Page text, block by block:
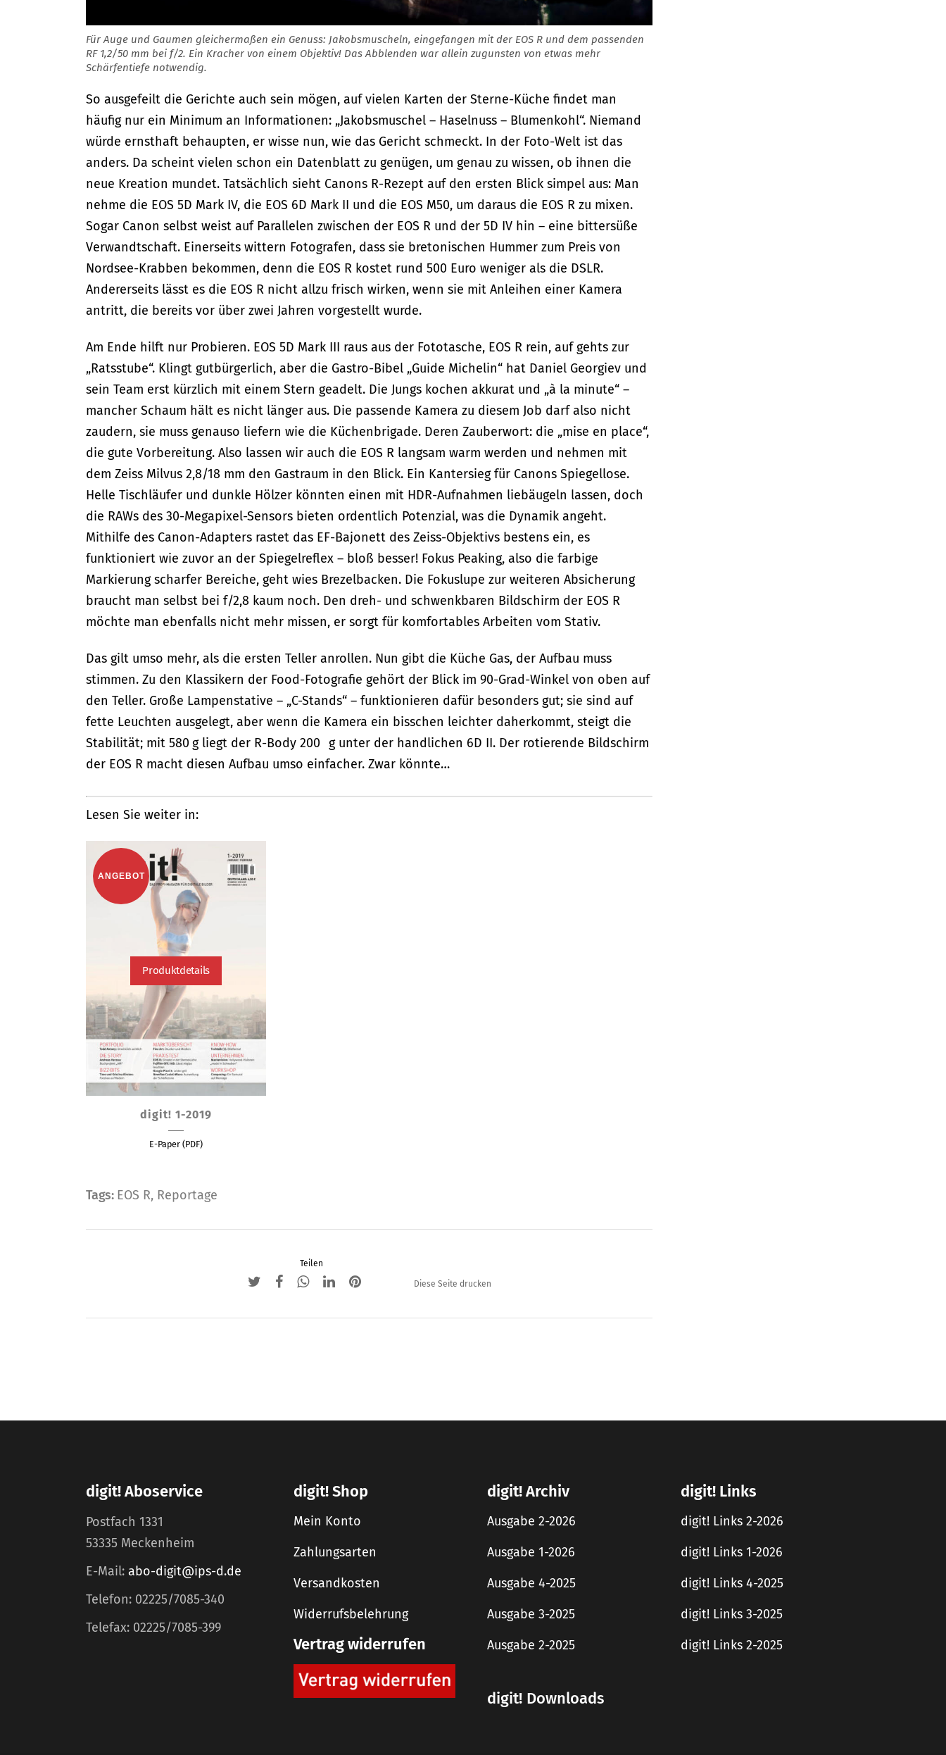
Für Auge und Gaumen gleichermaßen ein Genuss: Jakobsmuscheln, eingefangen mit der EOS R und dem passenden
RF 1,2/50 mm bei f/2. Ein Kracher von einem Objektiv! Das Abblenden war allein zugunsten von etwas mehr
Schärfentiefe notwendig.
So ausgefeilt die Gerichte auch sein mögen, auf vielen Karten der Sterne-Küche findet man
häufig nur ein Minimum an Informationen: „Jakobsmuschel – Haselnuss – Blumenkohl“. Niemand
würde ernsthaft behaupten, er wisse nun, wie das Gericht schmeckt. In der Foto-Welt ist das
anders. Da scheint vielen schon ein Datenblatt zu genügen, um genau zu wissen, ob ihnen die
neue Kreation mundet. Tatsächlich sieht Canons R-Rezept auf den ersten Blick simpel aus: Man
nehme die EOS 5D Mark IV, die EOS 6D Mark II und die EOS M50, um daraus die EOS R zu mixen.
Sogar Canon selbst weist auf Parallelen zwischen der EOS R und der 5D IV hin – eine bittersüße
Verwandtschaft. Einerseits wittern Fotografen, dass sie bretonischen Hummer zum Preis von
Nordsee-Krabben bekommen, denn die EOS R kostet rund 500 Euro weniger als die DSLR.
Andererseits lässt es die EOS R nicht allzu frisch wirken, wenn sie mit Anleihen einer Kamera
antritt, die bereits vor über zwei Jahren vorgestellt wurde.
Am Ende hilft nur Probieren. EOS 5D Mark III raus aus der Fototasche, EOS R rein, auf gehts zur
„Ratsstube“. Klingt gutbürgerlich, aber die Gastro-Bibel „Guide Michelin“ hat Daniel Georgiev und
sein Team erst kürzlich mit einem Stern geadelt. Die Jungs kochen akkurat und „à la minute“ –
mancher Schaum hält es nicht länger aus. Die passende Kamera zu diesem Job darf also nicht
zaudern, sie muss genauso liefern wie die Küchenbrigade. Deren Zauberwort: die „mise en place“,
die gute Vorbereitung. Also lassen wir auch die EOS R langsam warm werden und nehmen mit
dem Zeiss Milvus 2,8/18 mm den Gastraum in den Blick. Ein Kantersieg für Canons Spiegellose.
Helle Tischläufer und dunkle Hölzer könnten einen mit HDR-Aufnahmen liebäugeln lassen, doch
die RAWs des 30-Megapixel-Sensors bieten ordentlich Potenzial, was die Dynamik angeht.
Mithilfe des Canon-Adapters rastet das EF-Bajonett des Zeiss-Objektivs bestens ein, es
funktioniert wie zuvor an der Spiegelreflex – bloß besser! Fokus Peaking, also die farbige
Markierung scharfer Bereiche, geht wies Brezelbacken. Die Fokuslupe zur weiteren Absicherung
braucht man selbst bei f/2,8 kaum noch. Den dreh- und schwenkbaren Bildschirm der EOS R
möchte man ebenfalls nicht mehr missen, er sorgt für komfortables Arbeiten vom Stativ.
Das gilt umso mehr, als die ersten Teller anrollen. Nun gibt die Küche Gas, der Aufbau muss
stimmen. Zu den Klassikern der Food-Fotografie gehört der Blick im 90-Grad-Winkel von oben auf
den Teller. Große Lampenstative – „C-Stands“ – funktionieren dafür besonders gut; sie sind auf
fette Leuchten ausgelegt, aber wenn die Kamera ein bisschen leichter daherkommt, steigt die
Stabilität; mit 580 g liegt der R-Body 200 g unter der handlichen 6D II. Der rotierende Bildschirm
der EOS R macht diesen Aufbau umso einfacher. Zwar könnte…
Lesen Sie weiter in:
Produktdetails
ANGEBOT
digit! 1-2019
E-Paper (PDF)
Tags: EOS R, Reportage
Teilen
Diese Seite drucken
digit! Aboservice
Postfach 1331
53335 Meckenheim
E-Mail: abo-digit@ips-d.de
Telefon: 02225/7085-340
Telefax: 02225/7085-399
digit! Shop
Mein Konto
Zahlungsarten
Versandkosten
Widerrufsbelehrung
Vertrag widerrufen
digit! Archiv
Ausgabe 2-2026
Ausgabe 1-2026
Ausgabe 4-2025
Ausgabe 3-2025
Ausgabe 2-2025
digit! Downloads
digit! Links
digit! Links 2-2026
digit! Links 1-2026
digit! Links 4-2025
digit! Links 3-2025
digit! Links 2-2025